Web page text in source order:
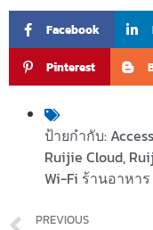
Facebook
Pinterest
ป้ายกำกับ:
Ruijie Cloud,
Wi-Fi ร้านอาหาร
PREVIOUS